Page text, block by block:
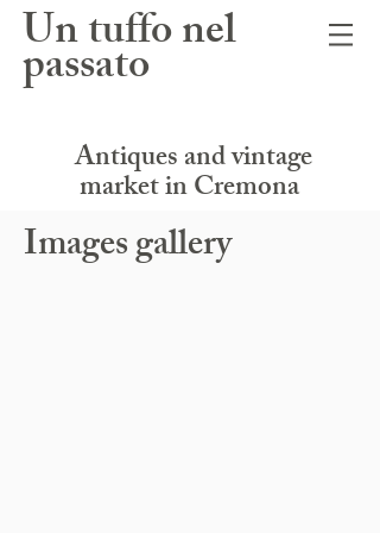
Un tuffo nel
passato
Antiques and vintage
market in Cremona
Images gallery